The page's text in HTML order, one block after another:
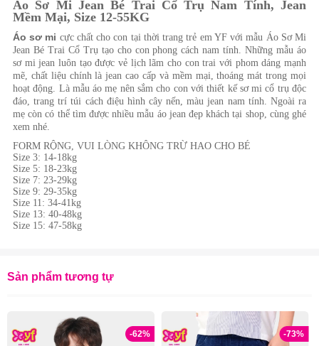
Áo Sơ Mi Jean Bé Trai Cổ Trụ Nam Tính, Jean
Mềm Mại, Size 12-55KG
Áo sơ mi cực chất cho con tại thời trang trẻ em YF với mẫu Áo Sơ Mi
Jean Bé Trai Cổ Trụ tạo cho con phong cách nam tính. Những mẫu áo
sơ mi jean luôn tạo được vẻ lịch lãm cho con trai với phom dáng mạnh
mẽ, chất liệu chính là jean cao cấp và mềm mại, thoáng mát trong mọi
hoạt động. Là mẫu áo mẹ nên sắm cho con với thiết kế sơ mi cổ trụ độc
đáo, trang trí túi cách điệu hình cây nến, màu jean nam tính. Ngoài ra
mẹ còn có thể tìm được nhiều mẫu áo jean đẹp khách tại shop, cùng ghé
xem nhé.
FORM RỘNG, VUI LÒNG KHÔNG TRỪ HAO CHO BÉ
Size 3: 14-18kg
Size 5: 18-23kg
Size 7: 23-29kg
Size 9: 29-35kg
Size 11: 34-41kg
Size 13: 40-48kg
Size 15: 47-58kg
Sản phẩm tương tự
-62% -73%